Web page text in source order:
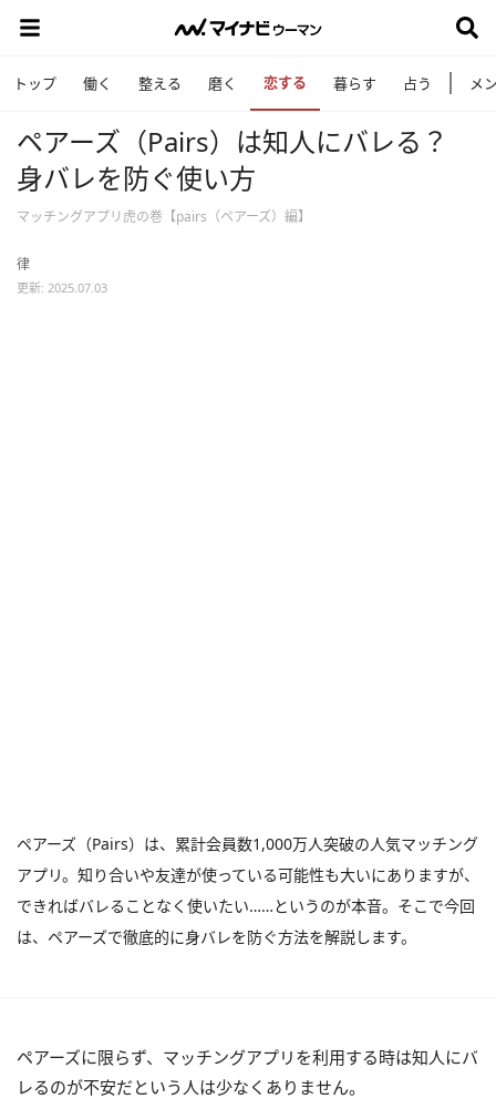
トップ 働く 整える 磨く 恋する 暮らす 占う メ
ペアーズ（Pairs）は知人にバレる？
身バレを防ぐ使い方
マッチングアプリ虎の巻【pairs（ペアーズ）編】
律
更新: 2025.07.03
ペアーズ（Pairs）は、累計会員数1,000万人突破の人気マッチング
アプリ。知り合いや友達が使っている可能性も大いにありますが、
できればバレることなく使いたい……というのが本音。そこで今回
は、ペアーズで徹底的に身バレを防ぐ方法を解説します。
ペアーズに限らず、マッチングアプリを利用する時は知人にバ
レるのが不安だという人は少なくありません。